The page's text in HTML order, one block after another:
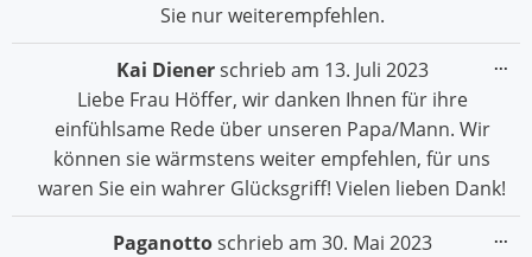
Sie nur weiterempfehlen.
Kai Dienerschrieb am 13. Juli 2023
Liebe Frau Höffer, wir danken Ihnen für ihre
einfühlsame Rede über unseren Papa/Mann. Wir
können sie wärmstens weiter empfehlen, für uns
waren Sie ein wahrer Glücksgriff! Vielen lieben Dank!
...
Paganottoschrieb am 30. Mai 2023
...